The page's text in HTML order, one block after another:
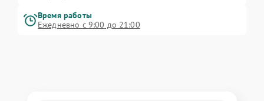
Время работы
Ежедневно с 9:00 до 21:00